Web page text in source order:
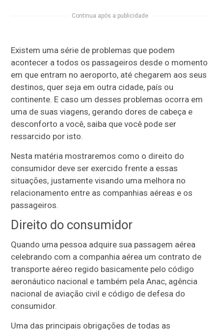
Continua após a publicidade
Existem uma série de problemas que podem
acontecer a todos os passageiros desde o momento
em que entram no aeroporto, até chegarem aos seus
destinos, quer seja em outra cidade, país ou
continente. E caso um desses problemas ocorra em
uma de suas viagens, gerando dores de cabeça e
desconforto a você, saiba que você pode ser
ressarcido por isto.
Nesta matéria mostraremos como o direito do
consumidor deve ser exercido frente a essas
situações, justamente visando uma melhora no
relacionamento entre as companhias aéreas e os
passageiros.
Direito do consumidor
Quando uma pessoa adquire sua passagem aérea
celebrando com a companhia aérea um contrato de
transporte aéreo regido basicamente pelo código
aeronáutico nacional e também pela Anac, agência
nacional de aviação civil e código de defesa do
consumidor.
Uma das principais obrigações de todas as